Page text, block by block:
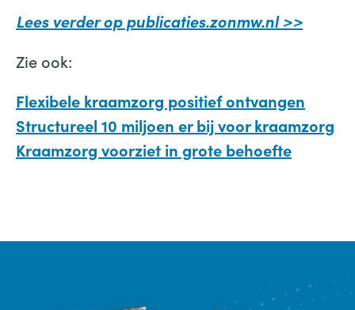
Lees verder op publicaties.zonmw.nl >>
Zie ook:
Flexibele kraamzorg positief ontvangen
Structureel 10 miljoen er bij voor kraamzorg
Kraamzorg voorziet in grote behoefte